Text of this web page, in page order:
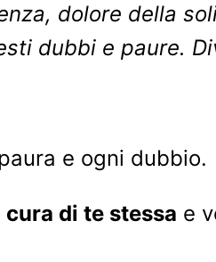
dolore della
dubbi e paure.
e ogni dubbio.
di te stessa e